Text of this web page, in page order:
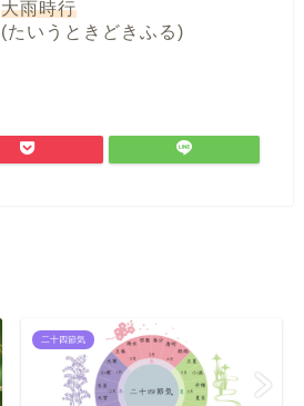
大雨時行
(たいうときどきふる)
二十四節気